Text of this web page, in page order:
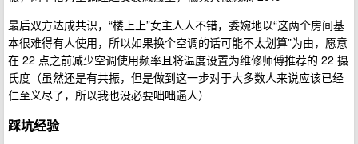
最后双方达成共识，“楼上上”女主人人不错，委婉地以“这两个房间基
本很难得有人使用，所以如果换个空调的话可能不太划算”为由，愿意
在 22 点之前减少空调使用频率且将温度设置为维修师傅推荐的 22 摄
氏度（虽然还是有共振，但是做到这一步对于大多数人来说应该已经
仁至义尽了，所以我也没必要咄咄逼人）
踩坑经验